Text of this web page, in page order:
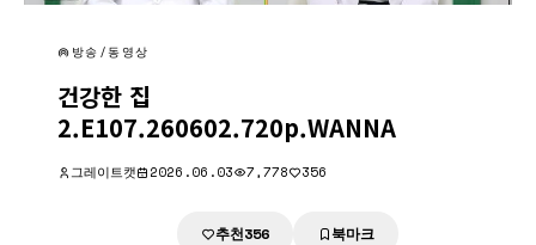
방송/동영상
건강한 집
2.E107.260602.720p.WANNA
그레이트캣 2026.06.03 7,778 356
추천356 북마크